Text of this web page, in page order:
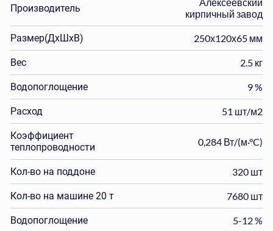
Производитель
кирпичный завод
Размер(ДхШхВ) 250х120х65 мм
Вес 2.5 кг
Водопоглощение 9 %
Расход 51 шт/м2
Коэффициент
теплопроводности
0,284 Вт/(м·°C)
Кол-во на поддоне 320 шт
Кол-во на машине 20 т 7680 шт
Водопоглощение 5-12 %